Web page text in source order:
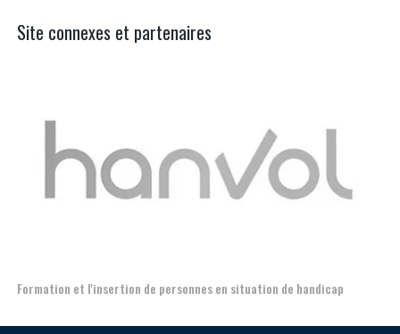
Site connexes et partenaires
Formation et l'insertion de personnes en situation de handicap